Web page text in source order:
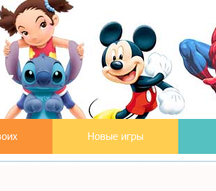
Новые игры